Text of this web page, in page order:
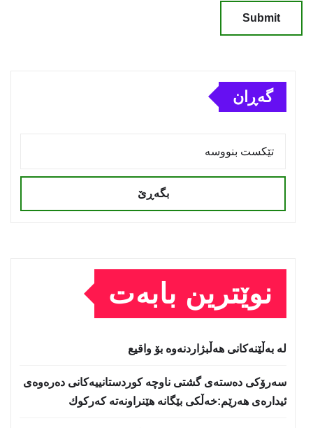
گەڕان
بگەڕێ
نوێترین بابەت
لە بەڵێنەکانی هەڵبژاردنەوە بۆ واقیع
سه‌رۆكی دەستەی گشتی ناوچە كوردستانییەكانی دەرەوەی
ئیدارەی هەرێم:خه‌ڵكی بێگانه‌ هێنراونه‌ته‌ كه‌ركوك